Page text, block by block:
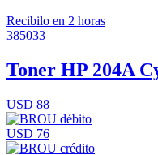
Recibilo en 2 horas
385033
Toner HP 204A
USD 88
USD 76